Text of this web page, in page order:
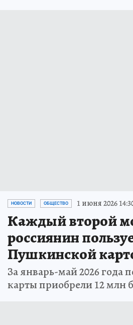
НОВОСТИ ОБЩЕСТВО 1 июня 2026
Каждый второй
россиянин
Пушкинской
За январь-май 2026 года
карты приобрели 12 млн